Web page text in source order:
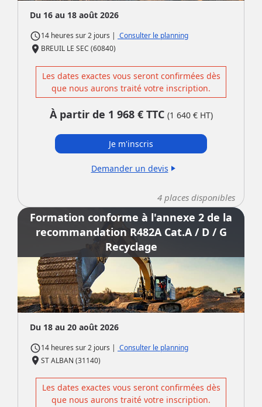
Du 16 au 18 août 2026
access_time14 heures sur2 jours | Consulter le planning
place BREUIL LE SEC (60840)
Les dates exactes vous seront confirmées dès
que nous aurons traité votre inscription.
À partir de 1 968 € TTC (1 640 € HT)
Je m'inscris
Demander un devis play_arrow
4 places disponibles
Formation conforme à l'annexe 2 de la
recommandation R482A Cat.A / D / G
Recyclage
Du 18 au 20 août 2026
access_time14 heures sur2 jours | Consulter le planning
place ST ALBAN (31140)
Les dates exactes vous seront confirmées dès
que nous aurons traité votre inscription.